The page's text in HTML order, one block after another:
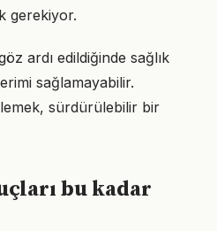
gerekiyor.
ardı edildiğinde sağlık
sağlamayabilir.
sürdürülebilir bir
bu kadar